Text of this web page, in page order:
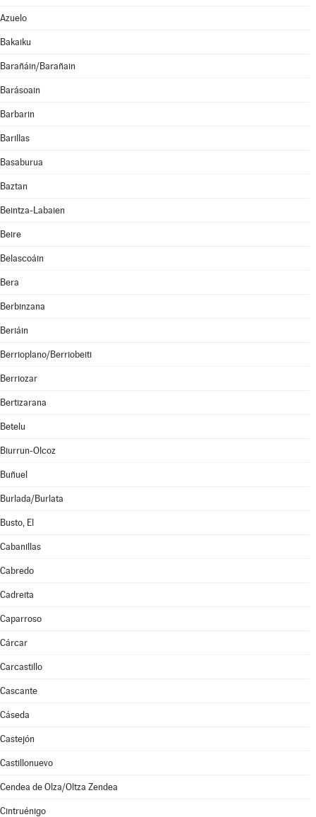
Azuelo
Bakaiku
Barañáin/Barañain
Barásoain
Barbarin
Barillas
Basaburua
Baztan
Beintza-Labaien
Beire
Belascoáin
Bera
Berbinzana
Beriáin
Berrioplano/Berriobeiti
Berriozar
Bertizarana
Betelu
Biurrun-Olcoz
Buñuel
Burlada/Burlata
Busto, El
Cabanillas
Cabredo
Cadreita
Caparroso
Cárcar
Carcastillo
Cascante
Cáseda
Castejón
Castillonuevo
Cendea de Olza/Oltza Zendea
Cintruénigo